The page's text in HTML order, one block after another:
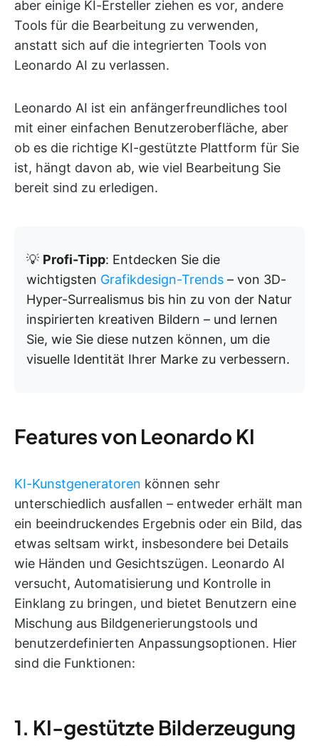
aber einige KI-Ersteller ziehen es vor, andere
Tools für die Bearbeitung zu verwenden,
anstatt sich auf die integrierten Tools von
Leonardo AI zu verlassen.
Leonardo AI ist ein anfängerfreundliches tool
mit einer einfachen Benutzeroberfläche, aber
ob es die richtige KI-gestützte Plattform für Sie
ist, hängt davon ab, wie viel Bearbeitung Sie
bereit sind zu erledigen.
💡 Profi-Tipp: Entdecken Sie die
wichtigsten Grafikdesign-Trends – von 3D-
Hyper-Surrealismus bis hin zu von der Natur
inspirierten kreativen Bildern – und lernen
Sie, wie Sie diese nutzen können, um die
visuelle Identität Ihrer Marke zu verbessern.
Features von Leonardo KI
KI-Kunstgeneratoren können sehr
unterschiedlich ausfallen – entweder erhält man
ein beeindruckendes Ergebnis oder ein Bild, das
etwas seltsam wirkt, insbesondere bei Details
wie Händen und Gesichtszügen. Leonardo AI
versucht, Automatisierung und Kontrolle in
Einklang zu bringen, und bietet Benutzern eine
Mischung aus Bildgenerierungstools und
benutzerdefinierten Anpassungsoptionen. Hier
sind die Funktionen:
1. KI-gestützte Bilderzeugung